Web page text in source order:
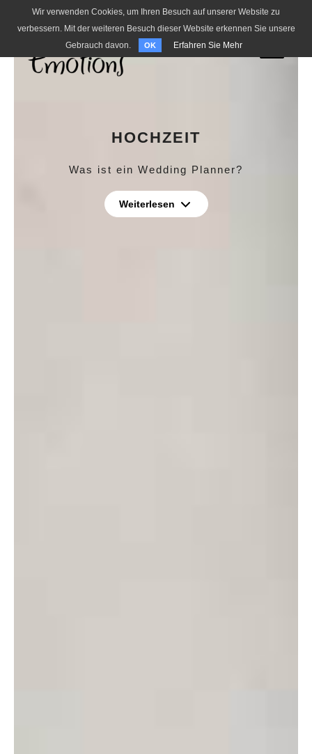
HOCHZEIT
Was ist ein Wedding Planner?
Weiterlesen
Wir verwenden Cookies, um Ihren Besuch auf unserer Website zu
verbessern. Mit der weiteren Besuch dieser Website erkennen Sie unsere
Gebrauch davon.
OK Erfahren Sie Mehr